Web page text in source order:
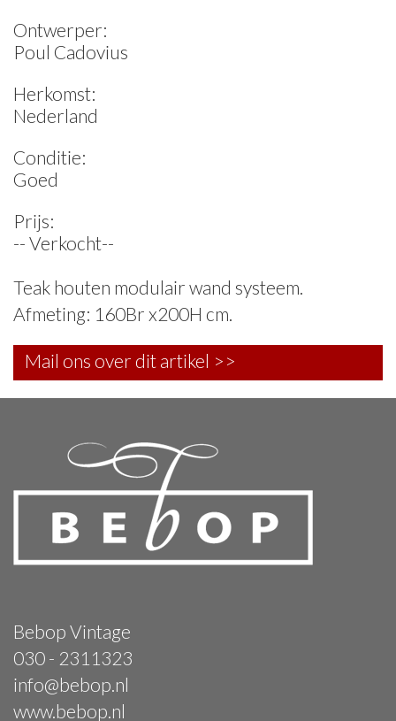
Ontwerper:
Poul Cadovius
Herkomst:
Nederland
Conditie:
Goed
Prijs:
-- Verkocht--
Teak houten modulair wand systeem.
Afmeting: 160Br x200H cm.
Mail ons over dit artikel >>
Bebop Vintage
030 - 2311323
info@bebop.nl
www.bebop.nl